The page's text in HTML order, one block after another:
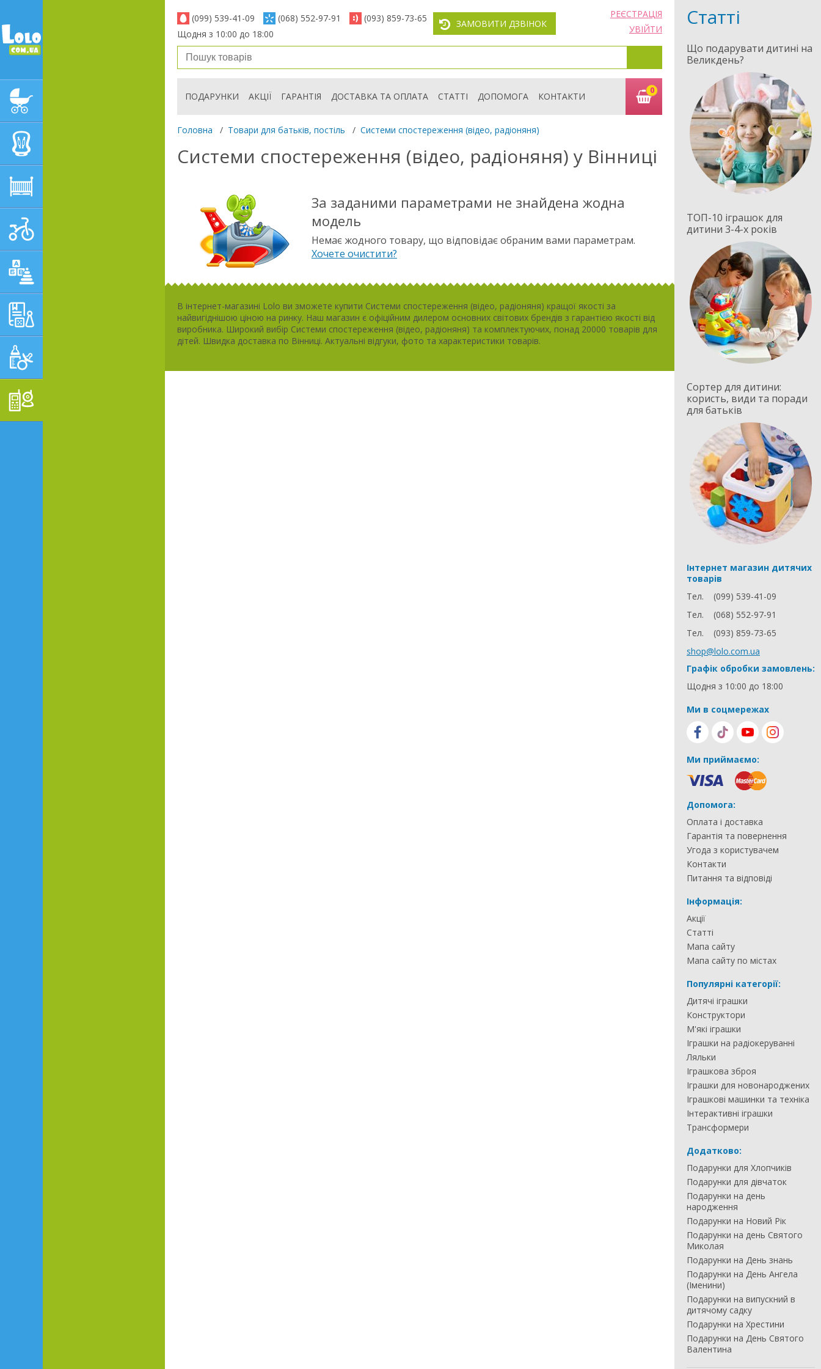
(099) 539-41-09 (068) 552-97-91
(093) 859-73-65
Щодня з 10:00 до 18:00
ЗАМОВИТИ ДЗВІНОК
РЕЄСТРАЦІЯ
УВІЙТИ
ПОДАРУНКИ АКЦІЇ ГАРАНТІЯ ДОСТАВКА ТА ОПЛАТА СТАТТІ ДОПОМОГА КОНТАКТИ
0
Головна / Товари для батьків, постіль / Системи спостереження (відео, радіоняня)
Системи спостереження (відео, радіоняня) у Вінниці
За заданими параметрами не знайдена жодна
модель
Немає жодного товару, що відповідає обраним вами параметрам.
Хочете очистити?
В інтернет-магазині Lolo ви зможете купити Системи спостереження (відео, радіоняня) кращої якості за
найвигіднішою ціною на ринку. Наш магазин є офіційним дилером основних світових брендів з гарантією якості від
виробника. Широкий вибір Системи спостереження (відео, радіоняня) та комплектуючих, понад 20000 товарів для
дітей. Швидка доставка по Вінниці. Актуальні відгуки, фото та характеристики товарів.
Статті
Що подарувати дитині на
Великдень?
ТОП-10 іграшок для
дитини 3-4-х років
Сортер для дитини:
користь, види та поради
для батьків
Інтернет магазин дитячих
товарів
Тел.
(099) 539-41-09
Тел.
(068) 552-97-91
Тел.
(093) 859-73-65
shop@lolo.com.ua
Графік обробки замовлень:
Щодня з 10:00 до 18:00
Ми в соцмережах
Ми приймаємо:
Допомога:
Оплата і доставка
Гарантія та повернення
Угода з користувачем
Контакти
Питання та відповіді
Інформація:
Акції
Статті
Мапа сайту
Мапа сайту по містах
Популярні категорії:
Дитячі іграшки
Конструктори
М'які іграшки
Іграшки на радіокеруванні
Ляльки
Іграшкова зброя
Іграшки для новонароджених
Іграшкові машинки та техніка
Інтерактивні іграшки
Трансформери
Додатково:
Подарунки для Хлопчиків
Подарунки для дівчаток
Подарунки на день
народження
Подарунки на Новий Рік
Подарунки на день Святого
Миколая
Подарунки на День знань
Подарунки на День Ангела
(Іменини)
Подарунки на випускний в
дитячому садку
Подарунки на Хрестини
Подарунки на День Святого
Валентина